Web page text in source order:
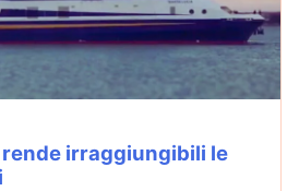
rende irraggiungibili le